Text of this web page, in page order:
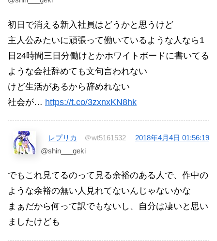
初日で消える新入社員はどうかと思うけど
主人公みたいに頑張って働いているような人なら1
日24時間三日分働けとかホワイトボードに書いてる
ような会社辞めても文句言われない
けど生活があるから辞めれない
社会が… https://t.co/3zxnxKN8hk
レプリカ ＠wt5161532
2018年4月4日 01:56:19
@shin___geki
でもこれ見てるのって見る余裕のある人で、作中の
ような余裕の無い人見れてないんじゃないかな
まぁだから何って訳でもないし、自分は凄いと思い
ましたけども